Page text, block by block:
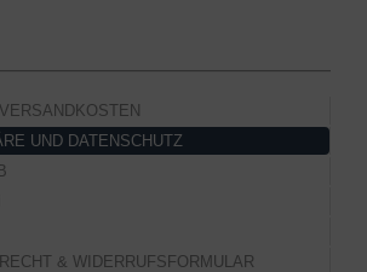
UND DATENSCHUTZ
& WIDERRUFSFORMULAR